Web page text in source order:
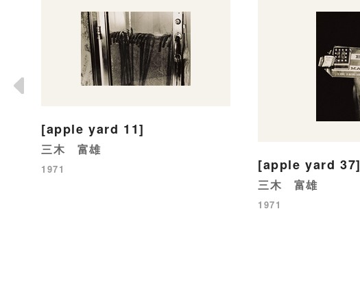
[apple yard 11]
三木 富雄
1971 [apple yard 37]
三木 富雄
1971